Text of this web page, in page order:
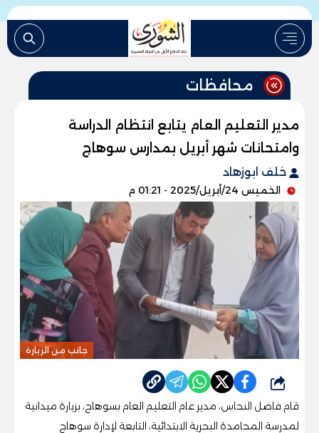
محافظات
مدير التعليم العام يتابع انتظام الدراسة
وامتحانات شهر أبريل بمدارس سوهاج
خلف ابوزهاد
الخميس 24/أبريل/2025 - 01:21 م
جانب من الزيارة
شارك
قام فاضل النحاس، مدير عام التعليم العام بسوهاج، بزيارة ميدانية
لمدرسة المحامدة البحرية الابتدائية، التابعة لإدارة سوهاج